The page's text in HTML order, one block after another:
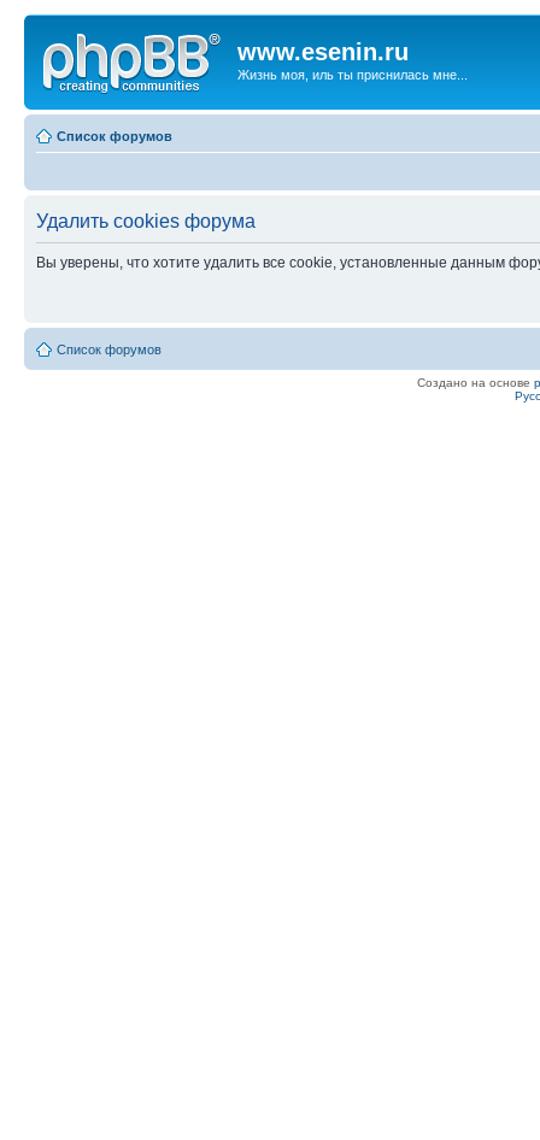
www.esenin.ru
Жизнь моя, иль ты приснилась мне...
Список форумов
Удалить cookies форума
Вы уверены, что хотите удалить все cookie, установленные данным
Список форумов
Создано на основе